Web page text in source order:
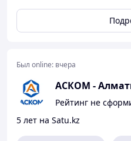
Был online: вчера
АСКОМ -
Рейтинг не
5 лет на Satu.kz